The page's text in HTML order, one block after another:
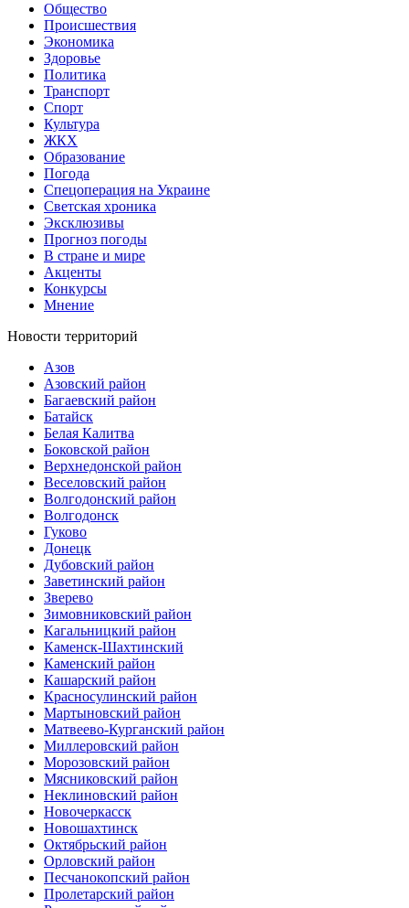
Общество
Происшествия
Экономика
Здоровье
Политика
Транспорт
Спорт
Культура
ЖКХ
Образование
Погода
Спецоперация на Украине
Светская хроника
Эксклюзивы
Прогноз погоды
В стране и мире
Акценты
Конкурсы
Мнение
Новости территорий
Азов
Азовский район
Багаевский район
Батайск
Белая Калитва
Боковской район
Верхнедонской район
Веселовский район
Волгодонский район
Волгодонск
Гуково
Донецк
Дубовский район
Заветинский район
Зверево
Зимовниковский район
Кагальницкий район
Каменск-Шахтинский
Каменский район
Кашарский район
Красносулинский район
Мартыновский район
Матвеево-Курганский район
Миллеровский район
Морозовский район
Мясниковский район
Неклиновский район
Новочеркасск
Новошахтинск
Октябрьский район
Орловский район
Песчанокопский район
Пролетарский район